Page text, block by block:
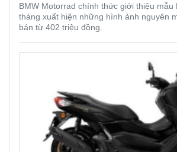
BMW Motorrad chính thức giới thiệu mẫu
tháng xuất hiện những hình ảnh nguyên
bán từ 402 triệu đồng.